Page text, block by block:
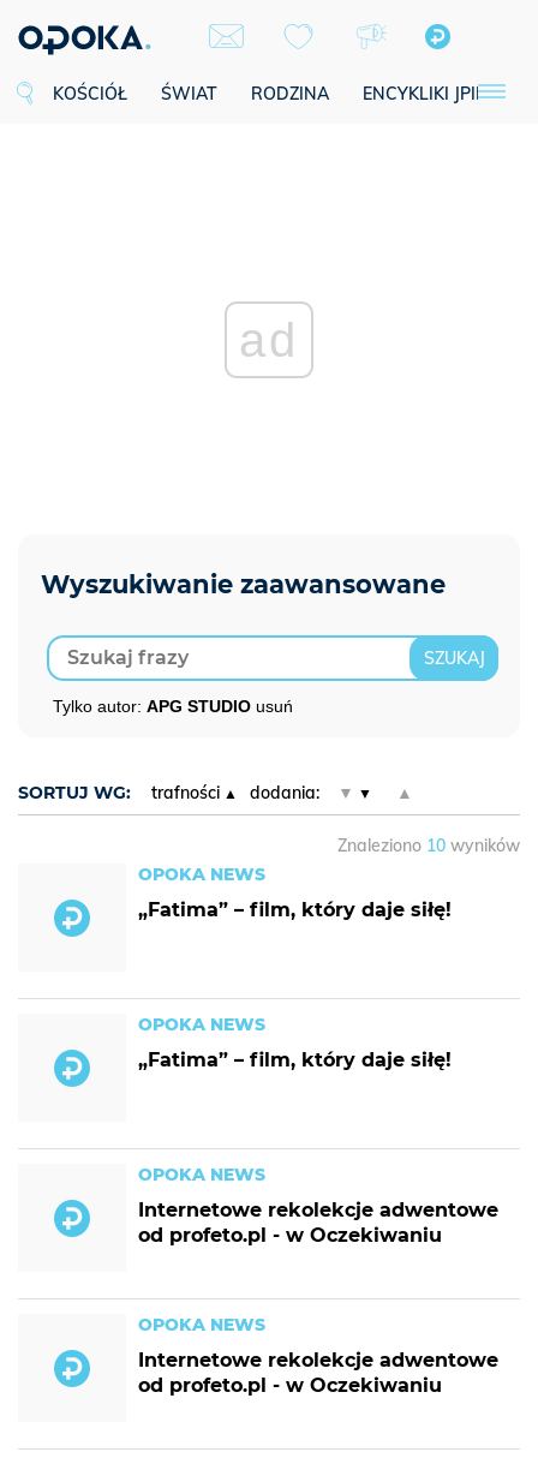
KOŚCIÓŁ ŚWIAT RODZINA ENCYKLIKI JPII
ad
Tylko autor: APG STUDIO usuń
SORTUJ WG: trafności dodania: ▼ ▲
Znaleziono 10 wyników
OPOKA NEWS
„Fatima” – film, który daje siłę!
OPOKA NEWS
„Fatima” – film, który daje siłę!
OPOKA NEWS
Internetowe rekolekcje adwentowe
od profeto.pl - w Oczekiwaniu
OPOKA NEWS
Internetowe rekolekcje adwentowe
od profeto.pl - w Oczekiwaniu